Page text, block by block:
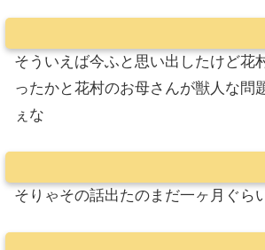
そういえば今ふと思い出したけど花
ったかと花村のお母さんが獣人な問
ぇな
そりゃその話出たのまだ一ヶ月ぐら